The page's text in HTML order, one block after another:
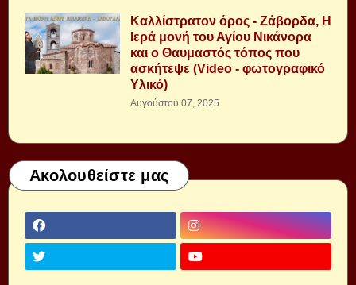
Καλλίστρατον όρος - Ζάβορδα, Η
Ιερά μονή του Αγίου Νικάνορα
και ο Θαυμαστός τόπος που
ασκήτεψε (Video - φωτογραφικό
Υλικό)
Αυγούστου 07, 2025
Ακολουθείστε μας